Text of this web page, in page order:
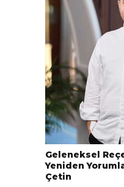
Geleneksel
Yeniden
Çetin